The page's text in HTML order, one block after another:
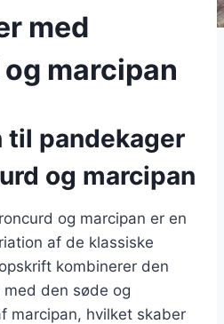
med
marcipan
til pandekager
og marcipan
og marcipan er en
af de klassiske
kombinerer den
den søde og
marcipan, hvilket skaber